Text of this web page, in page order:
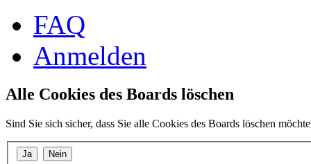
FAQ
Anmelden
Alle Cookies des Boards löschen
Sind Sie sich sicher, dass Sie alle Cookies des Boards löschen